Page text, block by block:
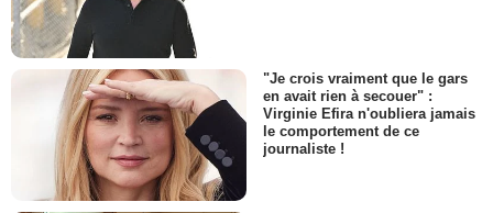
"Je crois vraiment que le gars
en avait rien à secouer" :
Virginie Efira n'oubliera jamais
le comportement de ce
journaliste !